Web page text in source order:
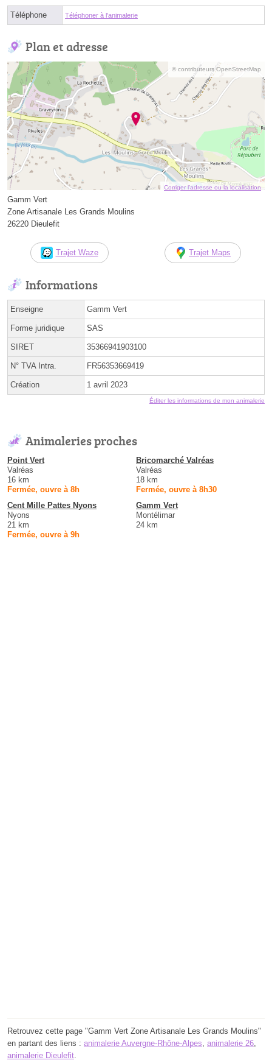
Téléphone Téléphoner à l'animalerie
Plan et adresse
© contributeurs OpenStreetMap
Corriger l’adresse ou la localisation
Gamm Vert
Zone Artisanale Les Grands Moulins
26220 Dieulefit
Trajet Waze Trajet Maps
Informations
Enseigne Gamm Vert
Forme juridique SAS
SIRET 35366941903100
N° TVA Intra. FR56353669419
Création 1 avril 2023
Éditer les informations de mon animalerie
Animaleries proches
Point Vert
Valréas
16 km
Fermée, ouvre à 8h
Bricomarché Valréas
Valréas
18 km
Fermée, ouvre à 8h30
Cent Mille Pattes Nyons
Nyons
21 km
Fermée, ouvre à 9h
Gamm Vert
Montélimar
24 km
Retrouvez cette page "Gamm Vert Zone Artisanale Les Grands Moulins"
en partant des liens : animalerie Auvergne-Rhône-Alpes animalerie 26
animalerie Dieulefit